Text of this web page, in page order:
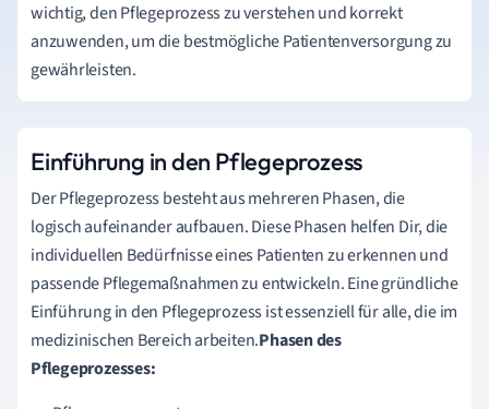
wichtig, den Pflegeprozess zu verstehen und korrekt
anzuwenden, um die bestmögliche Patientenversorgung zu
gewährleisten.
Einführung in den Pflegeprozess
Der Pflegeprozess besteht aus mehreren Phasen, die
logisch aufeinander aufbauen. Diese Phasen helfen Dir, die
individuellen Bedürfnisse eines Patienten zu erkennen und
passende Pflegemaßnahmen zu entwickeln. Eine gründliche
Einführung in den Pflegeprozess ist essenziell für alle, die im
medizinischen Bereich arbeiten.Phasen des
Pflegeprozesses: